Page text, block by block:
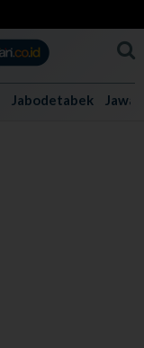
Jabodetabek Jawa